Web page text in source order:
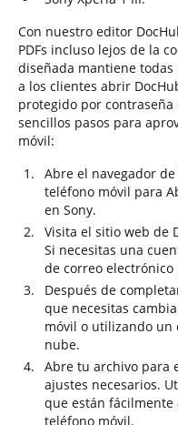
Con nuestro editor
PDFs incluso lejos de la
diseñada mantiene
a los clientes abrir
protegido por contraseña
sencillos pasos para
móvil:
Abre el navegador
teléfono móvil para
en Sony.
Visita el sitio web de
Si necesitas una
de correo
Después de
que necesitas
móvil o utilizando un
nube.
Abre tu archivo para
ajustes necesarios.
que están fácilmente
teléfono móvil.